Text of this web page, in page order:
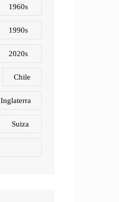
1960s
1990s
2020s
Chile
Inglaterra
Suiza